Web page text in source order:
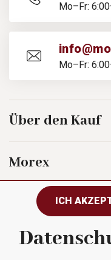
Mo–Fr:
Mo–Fr:
Über den Kauf
Morex
Folgen Sie uns
ICH